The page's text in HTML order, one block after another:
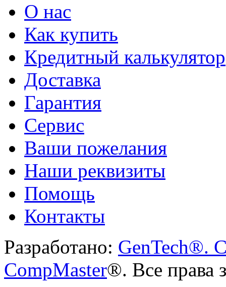
О нас
Как купить
Кредитный калькулятор
Доставка
Гарантия
Сервис
Ваши пожелания
Наши реквизиты
Помощь
Контакты
Разработано: GenTech®.
CompMaster®. Все права